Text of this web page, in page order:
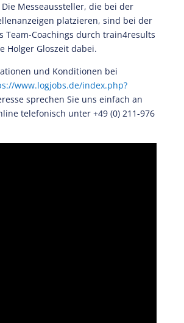
Die Messeaussteller, die bei der
platzieren, sind bei der
Team-Coachings durch train4results
Holger Gloszeit dabei.
und Konditionen bei
www.logjobs.de/index.php?
sprechen Sie uns einfach an
telefonisch unter +49 (0) 211-976